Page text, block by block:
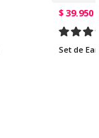
$ 39.950
Set de